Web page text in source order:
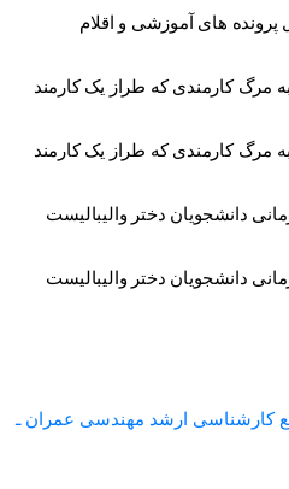
پرونده‌ های آموزشی و اقلام
مرگ کارمندی که طراز یک کارمند
مرگ کارمندی که طراز یک کارمند
دانشجویان دختر والیبالیست
دانشجویان دختر والیبالیست
کارشناسی ارشد مهندسی عمران ـ